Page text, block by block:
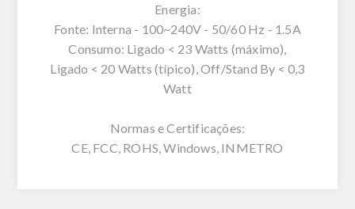
Energia:
Fonte: Interna - 100~240V - 50/60 Hz - 1.5A
Consumo: Ligado < 23 Watts (máximo),
Ligado < 20 Watts (típico), Off/Stand By < 0,3
Watt
Normas e Certificações:
CE, FCC, ROHS, Windows, INMETRO